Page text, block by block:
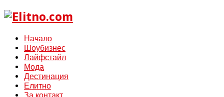
Начало
Шоубизнес
Лайфстайл
Мода
Дестинация
Елитно